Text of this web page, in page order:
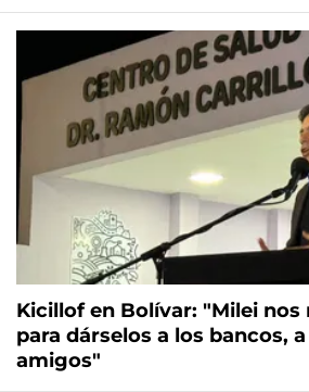
Kicillof en Bolívar: "Milei nos
para dárselos a los bancos,
amigos"